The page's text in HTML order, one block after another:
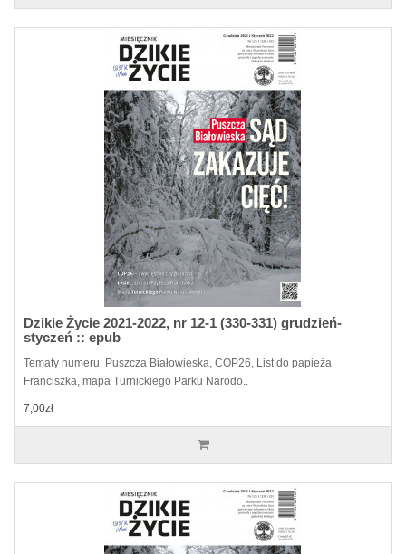
Dzikie Życie 2021-2022, nr 12-1 (330-331) grudzień-
styczeń :: epub
Tematy numeru: Puszcza Białowieska, COP26, List do papieża
Franciszka, mapa Turnickiego Parku Narodo..
7,00zł